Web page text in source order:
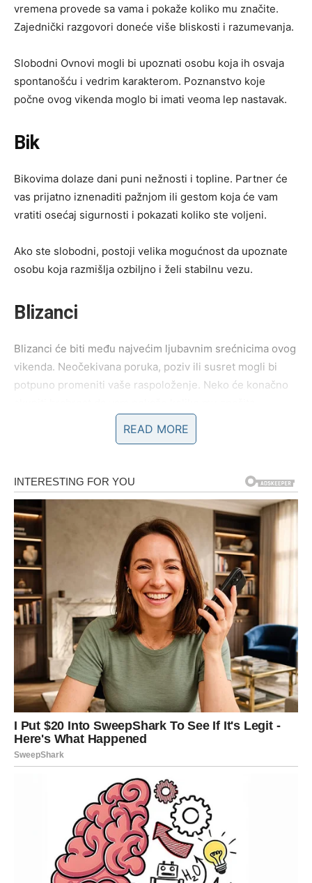
vremena provede sa vama i pokaže koliko mu značite.
Zajednički razgovori doneće više bliskosti i razumevanja.
Slobodni Ovnovi mogli bi upoznati osobu koja ih osvaja
spontanošću i vedrim karakterom. Poznanstvo koje
počne ovog vikenda moglo bi imati veoma lep nastavak.
Bik
Bikovima dolaze dani puni nežnosti i topline. Partner će
vas prijatno iznenaditi pažnjom ili gestom koja će vam
vratiti osećaj sigurnosti i pokazati koliko ste voljeni.
Ako ste slobodni, postoji velika mogućnost da upoznate
osobu koja razmišlja ozbiljno i želi stabilnu vezu.
Blizanci
Blizanci će biti među najvećim ljubavnim srećnicima ovog
vikenda. Neočekivana poruka, poziv ili susret mogli bi
potpuno promeniti vaše raspoloženje. Neko će konačno
Ako ste zauzeti, partner će vas obradovati iskrenim
Rak
Rakovima vikend donosi emotivni mir. Ako ste prolazili
kroz nesporazume sa voljenom osobom, sada dolazi
vreme za pomirenje i razgovore koji vraćaju poverenje.
Slobodni Rakovi mogli bi upoznati osobu koja će
probuditi osećaj sigurnosti i topline već pri prvom
susretu.
Lav
Lavovima predstoji vikend ispunjen romantikom.
Privlačićete pažnju gde god da se pojavite, a jedna osoba
mogla bi otvoreno pokazati da želi da vas bolje upozna.
Ako ste u vezi, partner će vam prirediti prijatno
iznenađenje koje će vam dugo ostati u sećanju.
Devica
READ MORE